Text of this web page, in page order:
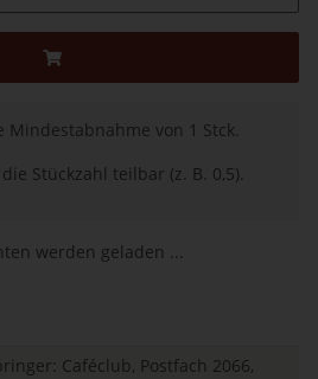
Mindestabnahme von 1 Stck.
Stückzahl teilbar (z. B. 0,5).
werden geladen ...
Caféclub, Postfach 2066,